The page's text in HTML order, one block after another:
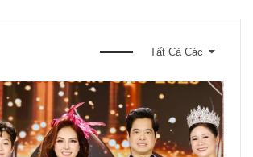
Tất Cả Các